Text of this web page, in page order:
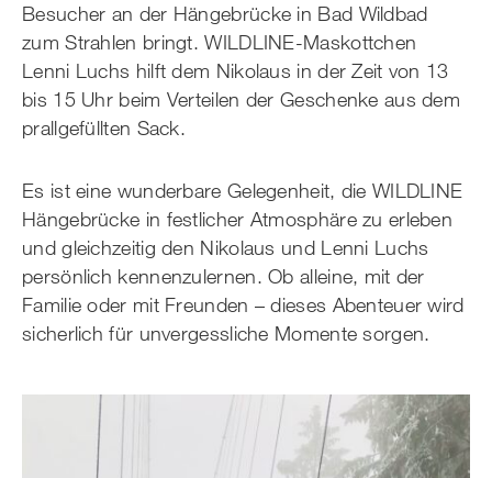
Besucher an der Hängebrücke in Bad Wildbad
zum Strahlen bringt. WILDLINE-Maskottchen
Lenni Luchs hilft dem Nikolaus in der Zeit von 13
bis 15 Uhr beim Verteilen der Geschenke aus dem
prallgefüllten Sack.
Es ist eine wunderbare Gelegenheit, die WILDLINE
Hängebrücke in festlicher Atmosphäre zu erleben
und gleichzeitig den Nikolaus und Lenni Luchs
persönlich kennenzulernen. Ob alleine, mit der
Familie oder mit Freunden – dieses Abenteuer wird
sicherlich für unvergessliche Momente sorgen.